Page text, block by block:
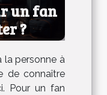
un fan
?
la personne à
de connaître
Pour un fan